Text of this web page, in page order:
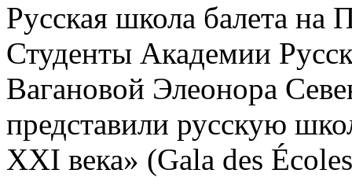
Русская школа балета на
Студенты Академии
Вагановой Элеонора
представили русскую
XXI века» (Gala des